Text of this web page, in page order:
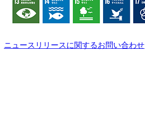
ニュースリリースに関するお問い合わせ